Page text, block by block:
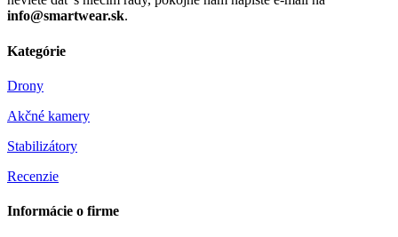
info@smartwear.sk.
Kategórie
Drony
Akčné kamery
Stabilizátory
Recenzie
Informácie o firme